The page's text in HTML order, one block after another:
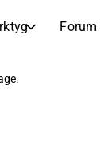
Forum